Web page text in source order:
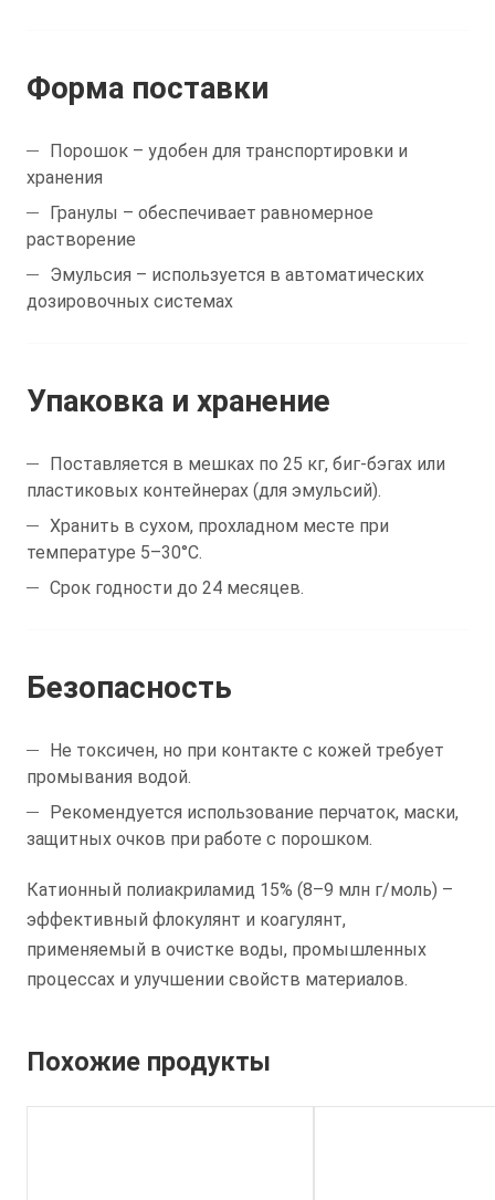
Форма поставки
Порошок – удобен для транспортировки и
хранения
Гранулы – обеспечивает равномерное
растворение
Эмульсия – используется в автоматических
дозировочных системах
Упаковка и хранение
Поставляется в мешках по 25 кг, биг-бэгах или
пластиковых контейнерах (для эмульсий).
Хранить в сухом, прохладном месте при
температуре 5–30°C.
Срок годности до 24 месяцев.
Безопасность
Не токсичен, но при контакте с кожей требует
промывания водой.
Рекомендуется использование перчаток, маски,
защитных очков при работе с порошком.
Катионный полиакриламид 15% (8–9 млн г/моль) –
эффективный флокулянт и коагулянт,
применяемый в очистке воды, промышленных
процессах и улучшении свойств материалов.
Похожие продукты